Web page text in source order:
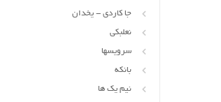
جا کاردی - یخدان
نعلبکی
سرویسها
بانکه
نیم یک ها